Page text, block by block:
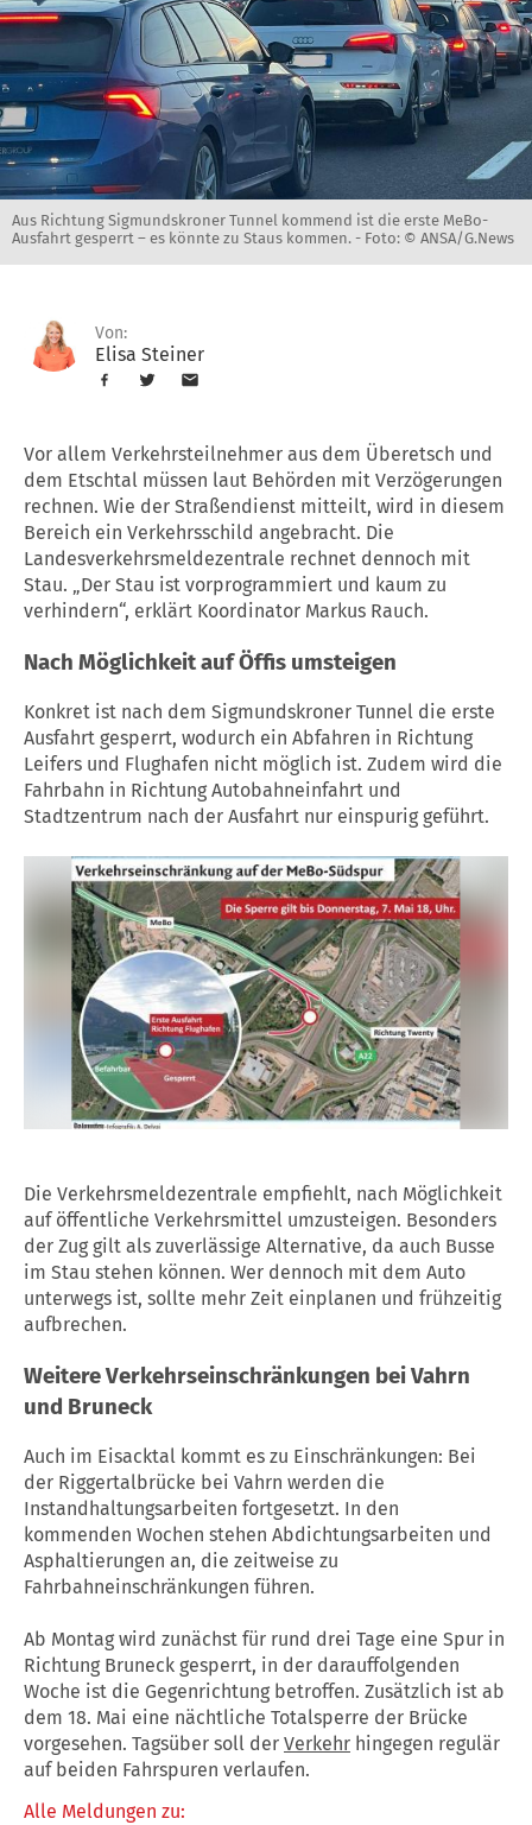
Aus Richtung Sigmundskroner Tunnel kommend ist die erste MeBo-
Ausfahrt gesperrt – es könnte zu Staus kommen. - Foto: © ANSA/G.News
Von:
Elisa Steiner
Vor allem Verkehrsteilnehmer aus dem Überetsch und
dem Etschtal müssen laut Behörden mit Verzögerungen
rechnen. Wie der Straßendienst mitteilt, wird in diesem
Bereich ein Verkehrsschild angebracht. Die
Landesverkehrsmeldezentrale rechnet dennoch mit
Stau. „Der Stau ist vorprogrammiert und kaum zu
verhindern“, erklärt Koordinator Markus Rauch.
Nach Möglichkeit auf Öffis umsteigen
Konkret ist nach dem Sigmundskroner Tunnel die erste
Ausfahrt gesperrt, wodurch ein Abfahren in Richtung
Leifers und Flughafen nicht möglich ist. Zudem wird die
Fahrbahn in Richtung Autobahneinfahrt und
Stadtzentrum nach der Ausfahrt nur einspurig geführt.
Die Verkehrsmeldezentrale empfiehlt, nach Möglichkeit
auf öffentliche Verkehrsmittel umzusteigen. Besonders
der Zug gilt als zuverlässige Alternative, da auch Busse
im Stau stehen können. Wer dennoch mit dem Auto
unterwegs ist, sollte mehr Zeit einplanen und frühzeitig
aufbrechen.
Weitere Verkehrseinschränkungen bei Vahrn
und Bruneck
Auch im Eisacktal kommt es zu Einschränkungen: Bei
der Riggertalbrücke bei Vahrn werden die
Instandhaltungsarbeiten fortgesetzt. In den
kommenden Wochen stehen Abdichtungsarbeiten und
Asphaltierungen an, die zeitweise zu
Fahrbahneinschränkungen führen.
Ab Montag wird zunächst für rund drei Tage eine Spur in
Richtung Bruneck gesperrt, in der darauffolgenden
Woche ist die Gegenrichtung betroffen. Zusätzlich ist ab
dem 18. Mai eine nächtliche Totalsperre der Brücke
vorgesehen. Tagsüber soll der Verkehr hingegen regulär
auf beiden Fahrspuren verlaufen.
Alle Meldungen zu: